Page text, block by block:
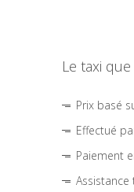
Le taxi
Prix basé
Effectué
Paiement